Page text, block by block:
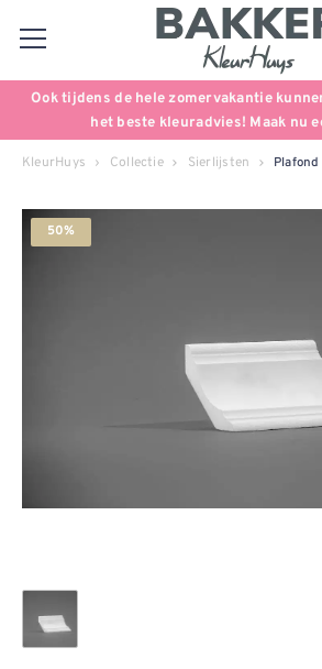
Ook tijdens de hele zomervakantie
het beste kleuradvies! Maak nu
KleurHuys Collectie Sierlijsten
50%